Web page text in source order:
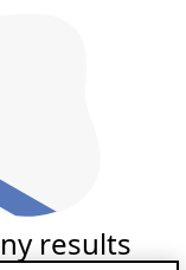
results